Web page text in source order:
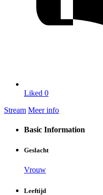
Liked 0
Stream Meer info
Basic Information
Geslacht
Vrouw
Leeftijd